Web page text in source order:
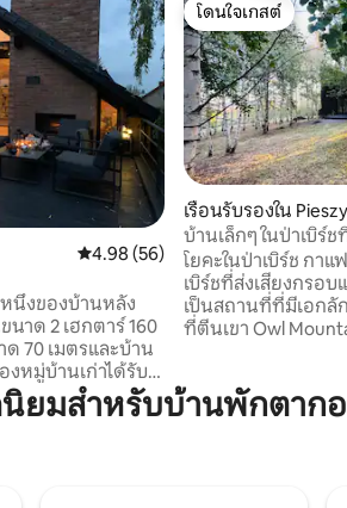
คะแนนเฉลี่ย 4.98 จาก 5, 56 รีวิว
4.98 (56)
หนึ่งของบ้านหลัง
าด 2 เฮกตาร์ 160
ด 70 เมตรและบ้าน
งหมู่บ้านเก่าได้รับ
ปได้ในการใช้ห้อง
านที่เจ้าของที่พัก
โดนใจเกสต์
โดนใจเกสต์
เรือนรับรองใน
บ้านเล็กๆ ในป่าเบิ
Ślęża
โยคะในป่าเบิร์ช กา
เบิร์ชที่ส่งเสียงกรอ
เป็นสถานที่ที่มีเอก
ที่ตีนเขา Owl
ต้นเบิร์ชทำให้คุณรู้สึ
ของป่า และในฤดูร้
มสำหรับบ้านพักตากอ